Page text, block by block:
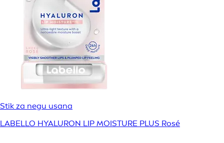
Stik za negu usana
LABELLO HYALURON LIP MOISTURE PLUS Rosé